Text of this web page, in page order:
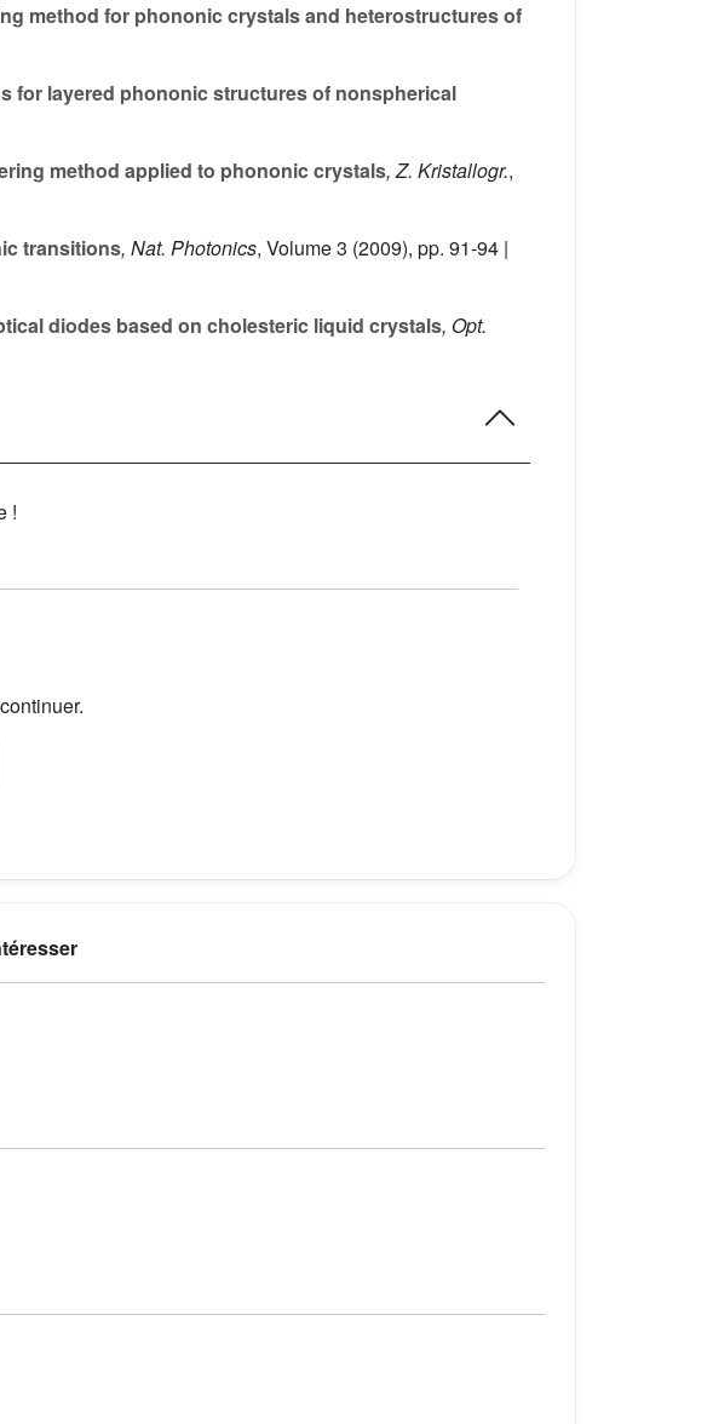
method for phononic crystals and heterostructures of
for layered phononic structures of nonspherical
method applied to phononic crystals, Z. Kristallogr.,
transitions, Nat. Photonics, Volume 3 (2009), pp. 91-94 |
diodes based on cholesteric liquid crystals, Opt.
!